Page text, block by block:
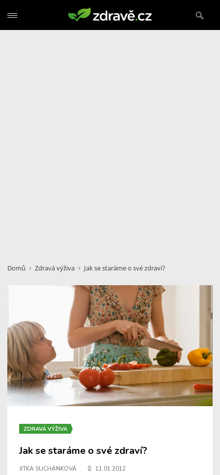
Domů Zdravá výživa Jak se staráme o své zdraví?
ZDRAVÁ VÝŽIVA
Jak se staráme o své zdraví?
JITKA SUCHÁNKOVÁ 11.01.2012